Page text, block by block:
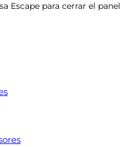
Escape para cerrar el panel